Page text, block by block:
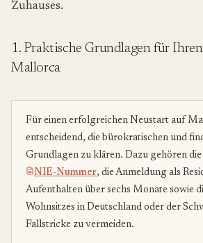
Zuhauses.
1. Praktische Grundlagen für
Mallorca
Für einen erfolgreichen Neustart auf
entscheidend, die bürokratischen und
Grundlagen zu klären. Dazu gehören
NIE-Nummer, die Anmeldung als
Aufenthalten über sechs Monate sowie
Wohnsitzes in Deutschland oder der
Fallstricke zu vermeiden.